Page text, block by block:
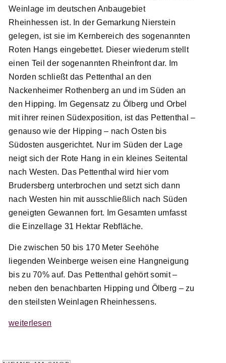
Weinlage im deutschen Anbaugebiet
Rheinhessen ist. In der Gemarkung Nierstein
gelegen, ist sie im Kernbereich des sogenannten
Roten Hangs eingebettet. Dieser wiederum stellt
einen Teil der sogenannten Rheinfront dar. Im
Norden schließt das Pettenthal an den
Nackenheimer Rothenberg an und im Süden an
den Hipping. Im Gegensatz zu Ölberg und Orbel
mit ihrer reinen Südexposition, ist das Pettenthal –
genauso wie der Hipping – nach Osten bis
Südosten ausgerichtet. Nur im Süden der Lage
neigt sich der Rote Hang in ein kleines Seitental
nach Westen. Das Pettenthal wird hier vom
Brudersberg unterbrochen und setzt sich dann
nach Westen hin mit ausschließlich nach Süden
geneigten Gewannen fort. Im Gesamten umfasst
die Einzellage 31 Hektar Rebfläche.
Die zwischen 50 bis 170 Meter Seehöhe
liegenden Weinberge weisen eine Hangneigung
bis zu 70% auf. Das Pettenthal gehört somit –
neben den benachbarten Hipping und Ölberg – zu
den steilsten Weinlagen Rheinhessens.
weiterlesen